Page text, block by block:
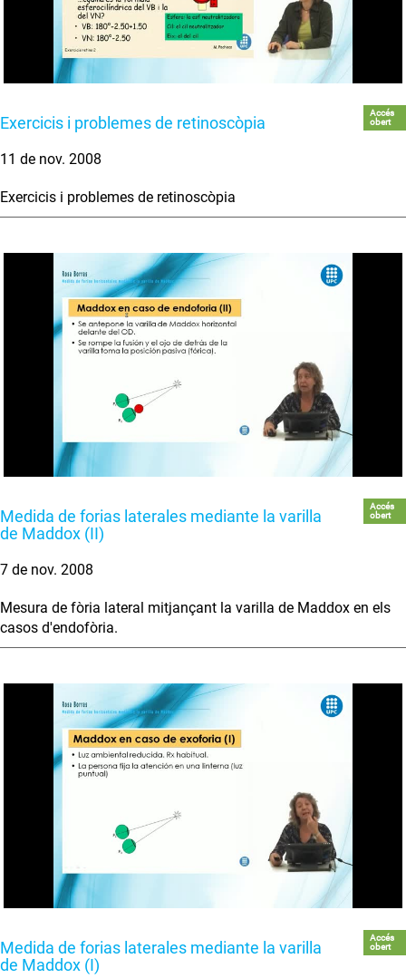
Exercicis i problemes de retinoscòpia
Accés
obert
11 de nov. 2008
Exercicis i problemes de retinoscòpia
Medida de forias laterales mediante la varilla
de Maddox (II)
Accés
obert
7 de nov. 2008
Mesura de fòria lateral mitjançant la varilla de Maddox en els
casos d'endofòria.
Medida de forias laterales mediante la varilla
de Maddox (I)
Accés
obert